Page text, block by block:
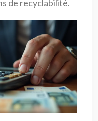
de recyclabilité.